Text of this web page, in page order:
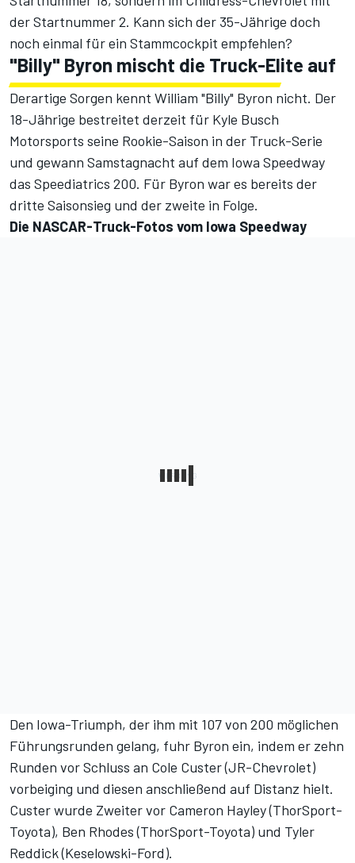
der Startnummer 2. Kann sich der 35-Jährige doch
noch einmal für ein Stammcockpit empfehlen?
"Billy" Byron mischt die Truck-Elite auf
Derartige Sorgen kennt William "Billy" Byron nicht. Der
18-Jährige bestreitet derzeit für Kyle Busch
Motorsports seine Rookie-Saison in der Truck-Serie
und gewann Samstagnacht auf dem Iowa Speedway
das Speediatrics 200. Für Byron war es bereits der
dritte Saisonsieg und der zweite in Folge.
Die NASCAR-Truck-Fotos vom Iowa Speedway
Den Iowa-Triumph, der ihm mit 107 von 200 möglichen
Führungsrunden gelang, fuhr Byron ein, indem er zehn
Runden vor Schluss an Cole Custer (JR-Chevrolet)
vorbeiging und diesen anschließend auf Distanz hielt.
Custer wurde Zweiter vor Cameron Hayley (ThorSport-
Toyota), Ben Rhodes (ThorSport-Toyota) und Tyler
Reddick (Keselowski-Ford).